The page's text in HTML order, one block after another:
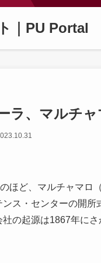
｜PU Portal
ラ、マルチ
ほど、マルチャマロ
ス・センターの開
の起源は1867年に